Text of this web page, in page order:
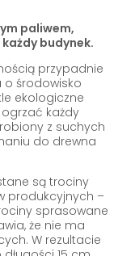
paliwem,
budynek.
przypadnie
o środowisko
ekologiczne
każdy
z suchych
do drewna
są trociny
produkcyjnych –
sprasowane
że nie ma
W rezultacie